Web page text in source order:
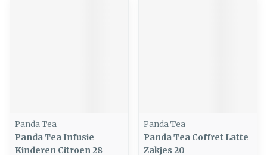
Panda Tea
Panda Tea Infusie
Kinderen Citroen 28
Panda Tea
Panda Tea Coffret Latte
Zakjes 20